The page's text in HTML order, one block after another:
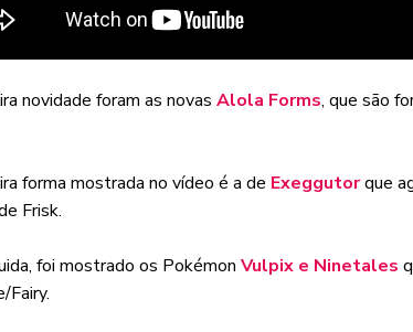
novidade foram as novas Alola Forms, que são
forma mostrada no vídeo é a de Exeggutorque
Frisk.
foi mostrado os Pokémon Vulpix e Ninetales
Fairy.